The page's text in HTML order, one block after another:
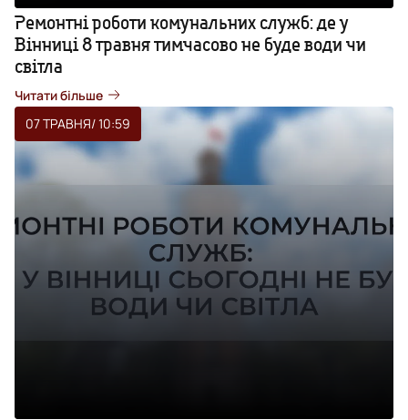
Ремонтні роботи комунальних служб: де у
Вінниці 8 травня тимчасово не буде води чи
світла
Читати більше
07 ТРАВНЯ/ 10:59